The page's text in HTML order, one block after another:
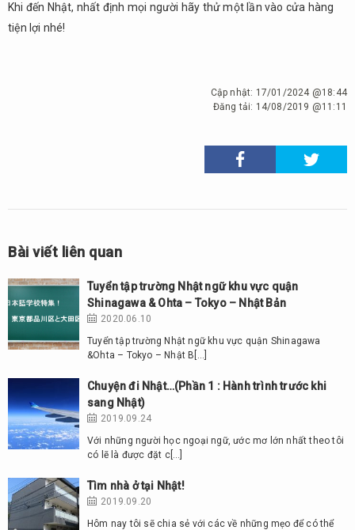
Khi đến Nhật, nhất định mọi người hãy thử một lần vào cửa hàng
tiện lợi nhé!
Cập nhật: 17/01/2024 @18:44
Đăng tải: 14/08/2019 @11:11
Bài viết liên quan
Tuyển tập trường Nhật ngữ khu vực quận
Shinagawa & Ohta – Tokyo – Nhật Bản
2020.06.10
Tuyển tập trường Nhật ngữ khu vực quận Shinagawa
&Ohta – Tokyo – Nhật B[…]
Chuyện đi Nhật…(Phần 1 : Hành trình trước khi
sang Nhật)
2019.09.24
Với những người học ngoại ngữ, ước mơ lớn nhất theo tôi
có lẽ là được đặt c[…]
Tìm nhà ở tại Nhật!
2019.09.20
Hôm nay tôi sẽ chia sẻ với các về những mẹo để có thể